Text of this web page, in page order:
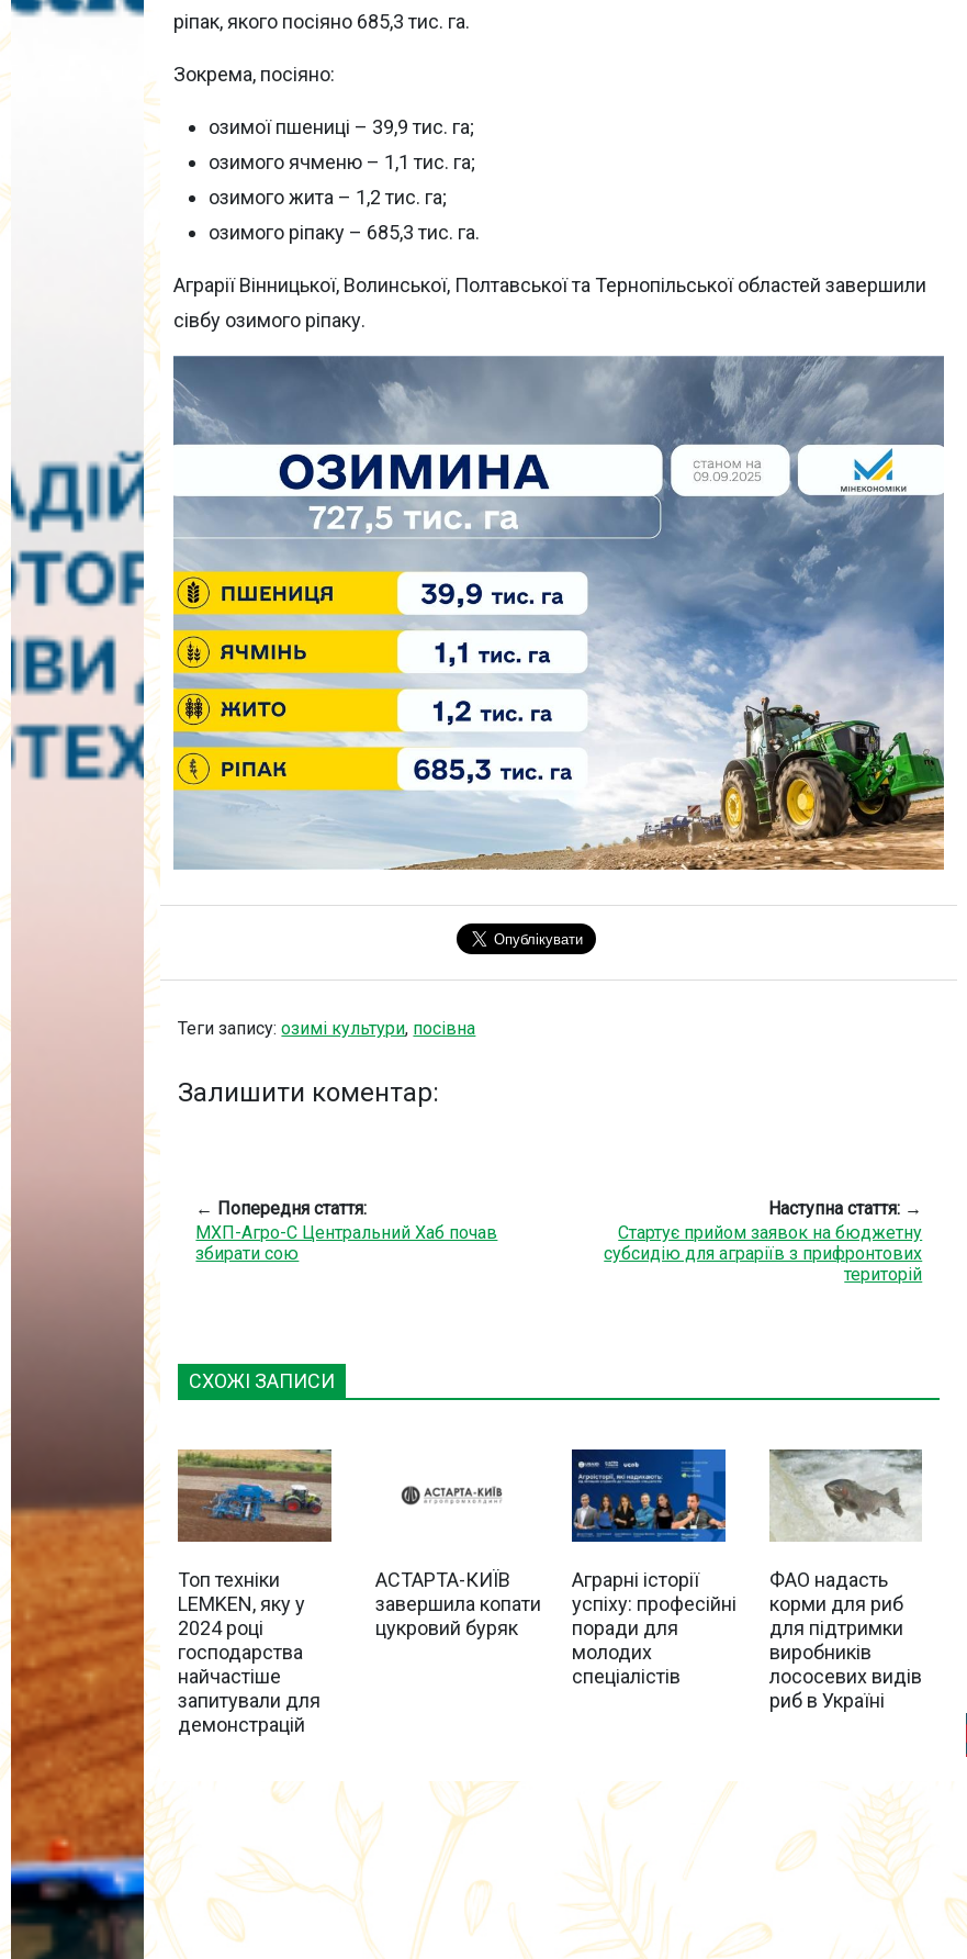
ріпак, якого посіяно 685,3 тис. га.
Зокрема, посіяно:
озимої пшениці – 39,9 тис. га;
озимого ячменю – 1,1 тис. га;
озимого жита – 1,2 тис. га;
озимого ріпаку – 685,3 тис. га.
Аграрії Вінницької, Волинської, Полтавської та Тернопільської областей завершили
сівбу озимого ріпаку.
Теги запису:озимі культури, посівна
Залишити коментар:
← Попередня стаття:
МХП-Агро-С Центральний Хаб почав
збирати сою
Наступна стаття: →
Стартує прийом заявок на бюджетну
субсидію для аграріїв з прифронтових
територій
СХОЖІ ЗАПИСИ
Топ техніки
LEMKEN, яку у
2024 році
господарства
найчастіше
запитували для
демонстрацій
АСТАРТА-КИЇВ
завершила копати
цукровий буряк
Аграрні історії
успіху: професійні
поради для
молодих
спеціалістів
ФАО надасть
корми для риб
для підтримки
виробників
лососевих видів
риб в Україні